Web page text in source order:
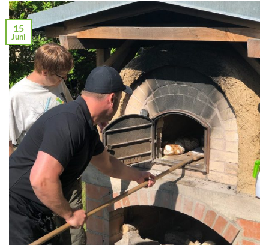
15
Juni